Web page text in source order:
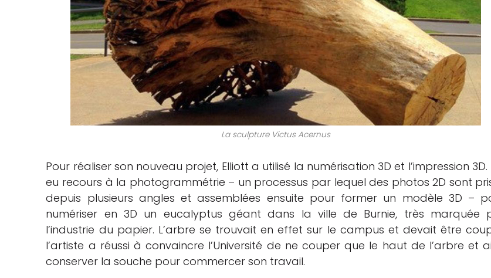
La sculpture Victus Acernus
Pour réaliser son nouveau projet, Elliott a utilisé la numérisation 3D et l’impression 3D.
eu recours à la photogrammétrie – un processus par lequel des photos 2D sont
depuis plusieurs angles et assemblées ensuite pour former un modèle 3D –
numériser en 3D un eucalyptus géant dans la ville de Burnie, très marquée
l’industrie du papier. L’arbre se trouvait en effet sur le campus et devait être
l’artiste a réussi à convaincre l’Université de ne couper que le haut de l’arbre et
conserver la souche pour commercer son travail.